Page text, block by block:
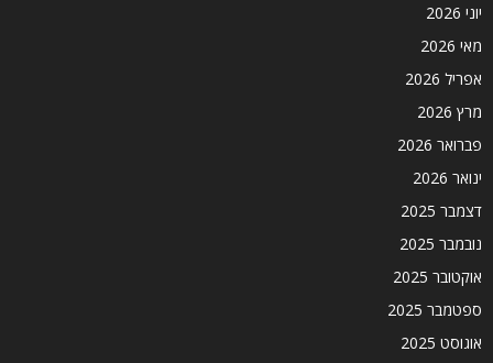
יוני 2026
מאי 2026
אפריל 2026
מרץ 2026
פברואר 2026
ינואר 2026
דצמבר 2025
נובמבר 2025
אוקטובר 2025
ספטמבר 2025
אוגוסט 2025